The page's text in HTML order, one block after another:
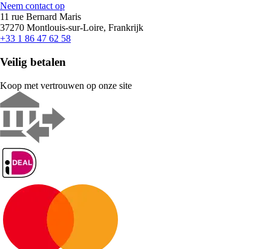
Neem contact op
11 rue Bernard Maris
37270 Montlouis-sur-Loire, Frankrijk
+33 1 86 47 62 58
Veilig betalen
Koop met vertrouwen op onze site